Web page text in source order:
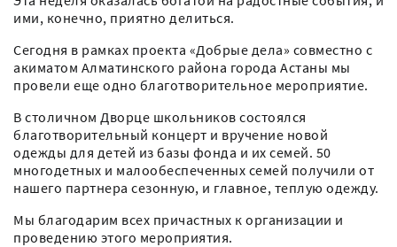
ими, конечно, приятно делиться.
Сегодня в рамках проекта «Добрые дела» совместно с
акиматом Алматинского района города Астаны мы
провели еще одно благотворительное мероприятие.
В столичном Дворце школьников состоялся
благотворительный концерт и вручение новой
одежды для детей из базы фонда и их семей. 50
многодетных и малообеспеченных семей получили от
нашего партнера сезонную, и главное, теплую одежду.
Мы благодарим всех причастных к организации и
проведению этого мероприятия.